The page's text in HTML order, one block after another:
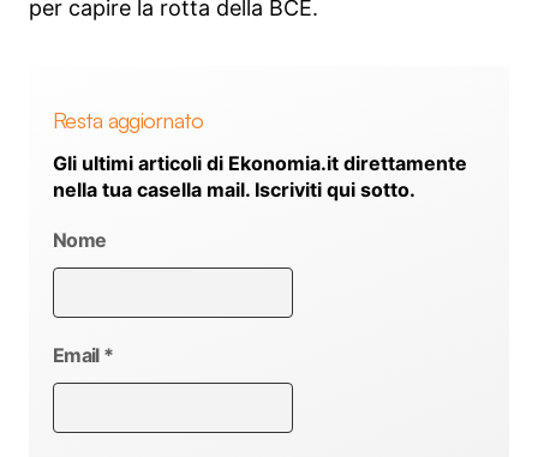
per capire la rotta della BCE.
Resta aggiornato
Gli ultimi articoli di Ekonomia.it direttamente
nella tua casella mail. Iscriviti qui sotto.
Nome
Email *